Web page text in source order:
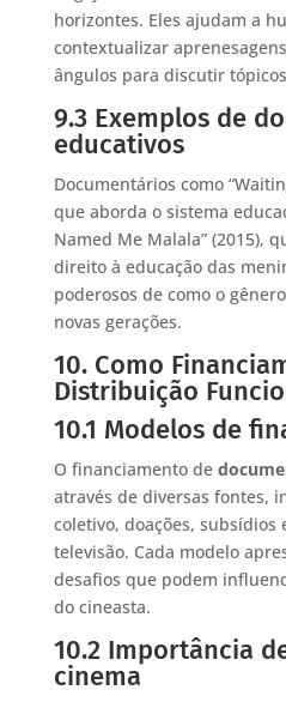
horizontes. Eles ajudam a
contextualizar
ângulos para discutir
9.3 Exemplos de
educativos
Documentários como
que aborda o sistema
Named Me Malala” (2015),
direito à educação das
poderosos de como o
novas gerações.
10. Como
Distribuição
10.1 Modelos de
O financiamento de
através de diversas fontes,
coletivo, doações, subsídios
televisão. Cada modelo
desafios que podem
do cineasta.
10.2 Importância
cinema